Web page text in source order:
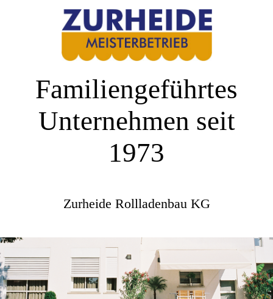
Familiengeführtes
Unternehmen seit
1973
Zurheide Rollladenbau KG